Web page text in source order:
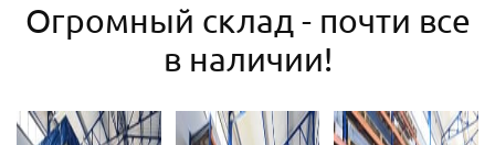
Огромный склад - почти все
в наличии!